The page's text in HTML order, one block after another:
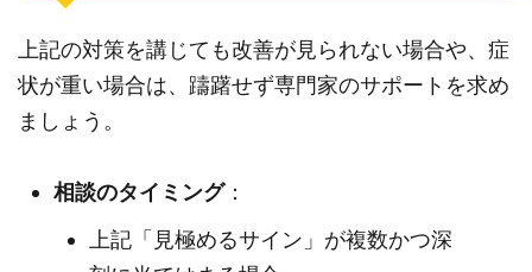
上記の対策を講じても改善が見られない場合や、症
状が重い場合は、躊躇せず専門家のサポートを求め
ましょう。
相談のタイミング：
上記「見極めるサイン」が複数かつ深